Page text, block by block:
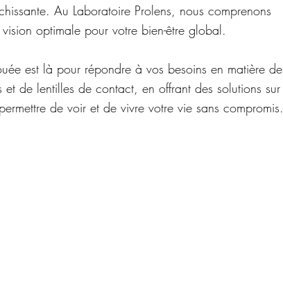
Au Laboratoire Prolens, nous comprenons
optimale pour votre bien-être global.
est là pour répondre à vos besoins en matière de
et de lentilles de contact, en offrant des solutions sur
de voir et de vivre votre vie sans compromis.